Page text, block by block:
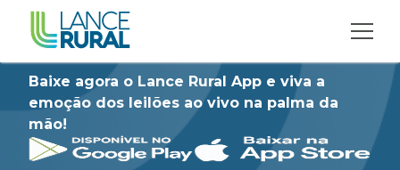
Baixe agora o Lance Rural App e viva a
emoção dos leilões ao vivo na palma da
mão!